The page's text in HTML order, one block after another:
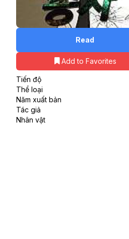
Read
Add to Favorites
Tiến độ
Thể loại
Năm xuất bản
Tác giả
Nhân vật